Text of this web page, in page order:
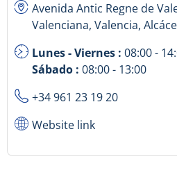
Avenida Antic Regne de
Valenciana, Valencia,
Lunes - Viernes : 08:00 -
Sábado : 08:00 - 13:00
+34 961 23 19 20
Website link